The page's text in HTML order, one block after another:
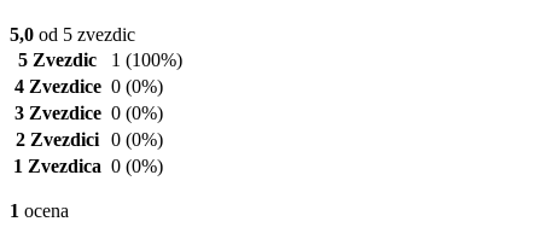
5,0 od 5 zvezdic
5 Zvezdic
1 (100%)
4 Zvezdice 0 (0%)
3 Zvezdice 0 (0%)
2 Zvezdici 0 (0%)
1 Zvezdica 0 (0%)
1 ocena